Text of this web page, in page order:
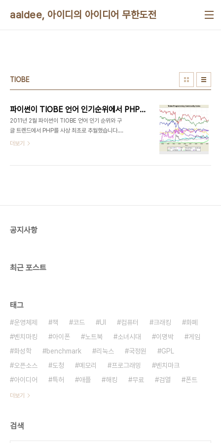
aaidee, 아이디의 아이디어 무한도전
TIOBE
파이썬이 TIOBE 언어 인기순위에서 PHP를 최초로 추월했다
2011년 2월 파이썬이 TIOBE 언어 인기 순위와 구
글 트렌드에서 PHP를 사상 최초로 추월했습니다.
http://www.tiobe.com/index.php/content/paperinfo/tpci/index.html
더보기
공지사항
최근 포스트
태그
운영체제 책 코드 UI 컴퓨터 크래킹
화폐
벤치마킹
아이폰 노트북 소녀시대 이명박
게임
화성학
benchmark 리눅스 국정원
GPL
오픈소스
도청 메모리 프로그래밍
벤치마크
아이디어
특허 애플 해킹 무료 검열 폰트
더보기
검색